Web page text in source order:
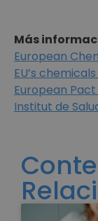
Más
European
EU’s
European
Institut de